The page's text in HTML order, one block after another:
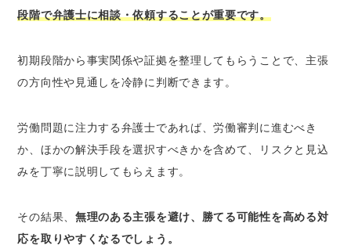
段階で弁護士に相談・依頼することが重要です。
初期段階から事実関係や証拠を整理してもらうことで、主張
の方向性や見通しを冷静に判断できます。
労働問題に注力する弁護士であれば、労働審判に進むべき
か、ほかの解決手段を選択すべきかを含めて、リスクと見込
みを丁寧に説明してもらえます。
その結果、 無理のある主張を避け、勝てる可能性を高める対
応を取りやすくなるでしょう。